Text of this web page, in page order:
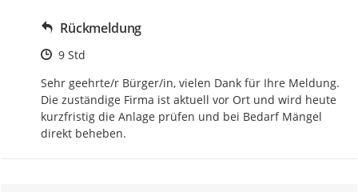
Rückmeldung
Zeitpunkt des Erstellens
9 Std
Sehr geehrte/r Bürger/in, vielen Dank für Ihre Meldung.
Die zuständige Firma ist aktuell vor Ort und wird heute
kurzfristig die Anlage prüfen und bei Bedarf Mängel
direkt beheben.